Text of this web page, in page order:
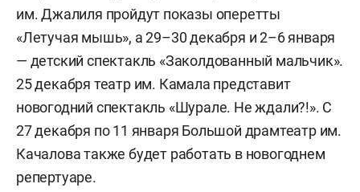
им. Джалиля пройдут показы оперетты
«Летучая мышь», а 29–30 декабря и 2–6 января
— детский спектакль «Заколдованный мальчик».
25 декабря театр им. Камала представит
новогодний спектакль «Шурале. Не ждали?!». С
27 декабря по 11 января Большой драмтеатр им.
Качалова также будет работать в новогоднем
репертуаре.